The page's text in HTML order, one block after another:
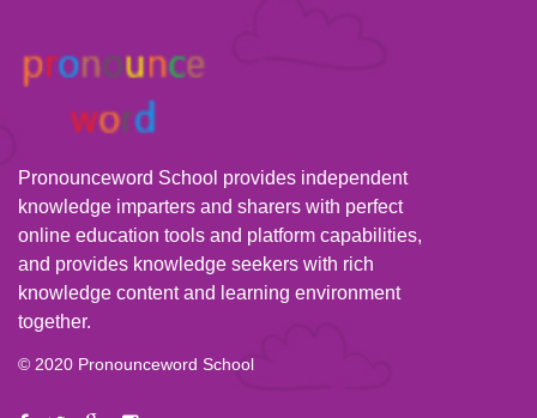
Pronounceword School provides independent
knowledge imparters and sharers with perfect
online education tools and platform capabilities,
and provides knowledge seekers with rich
knowledge content and learning environment
together.
© 2020 Pronounceword School